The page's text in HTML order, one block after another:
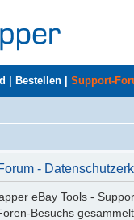
Bestellen Support-
-
eBay Tools -
Besuchs